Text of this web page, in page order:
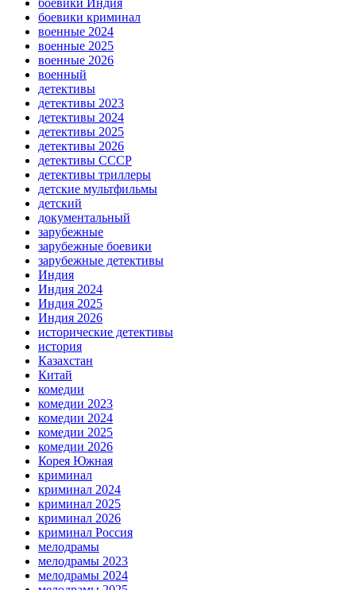
боевики Индия
боевики криминал
военные 2024
военные 2025
военные 2026
военный
детективы
детективы 2023
детективы 2024
детективы 2025
детективы 2026
детективы СССР
детективы триллеры
детские мультфильмы
детский
документальный
зарубежные
зарубежные боевики
зарубежные детективы
Индия
Индия 2024
Индия 2025
Индия 2026
исторические детективы
история
Казахстан
Китай
комедии
комедии 2023
комедии 2024
комедии 2025
комедии 2026
Корея Южная
криминал
криминал 2024
криминал 2025
криминал 2026
криминал Россия
мелодрамы
мелодрамы 2023
мелодрамы 2024